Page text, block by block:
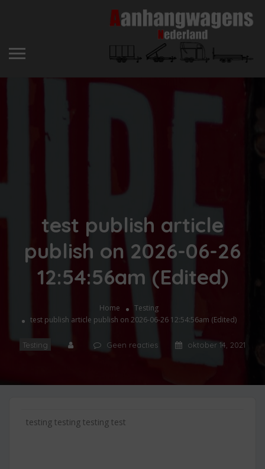
test publish article
publish on 2026-06-26
12:54:56am (Edited)
Home
Testing
test publish article publish on 2026-06-26 12:54:56am (Edited)
Testing Geen reacties oktober 14, 2021
testing testing testing test